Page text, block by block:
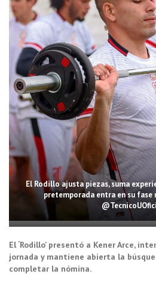
El Rodillo ajusta piezas, suma
pretemporada entra en su fase
El ‘Rodillo’ presentó a Kener Arce,
jornada y mantiene abierta la
completar la nómina.